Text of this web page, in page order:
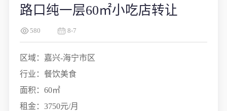
路口纯一层60㎡小吃店转让
580 8-7
区域：嘉兴-海宁市区
行业：餐饮美食
面积：60㎡
租金：3750元/月